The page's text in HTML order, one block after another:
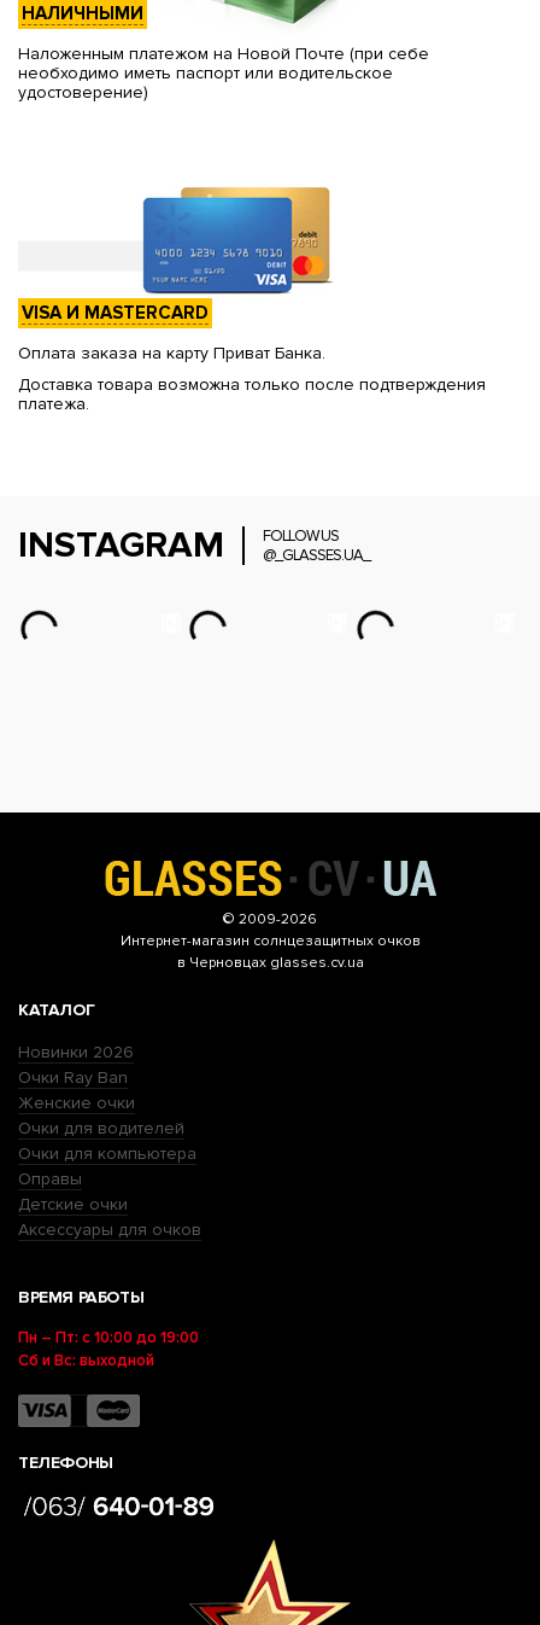
НАЛИЧНЫМИ
Наложенным платежом на Новой Почте (при себе
необходимо иметь паспорт или водительское
удостоверение)
VISA И MASTERCARD
Оплата заказа на карту Приват Банка.
Доставка товара возможна только после подтверждения
платежа.
INSTAGRAM
FOLLOW US
@_GLASSES.UA_
© 2009-2026
Интернет-магазин солнцезащитных очков
в Черновцах glasses.cv.ua
КАТАЛОГ
Новинки 2026
Очки Ray Ban
Женские очки
Очки для водителей
Очки для компьютера
Оправы
Детские очки
Аксессуары для очков
ВРЕМЯ РАБОТЫ
Пн – Пт: с 10:00 до 19:00
Сб и Вс: выходной
ТЕЛЕФОНЫ